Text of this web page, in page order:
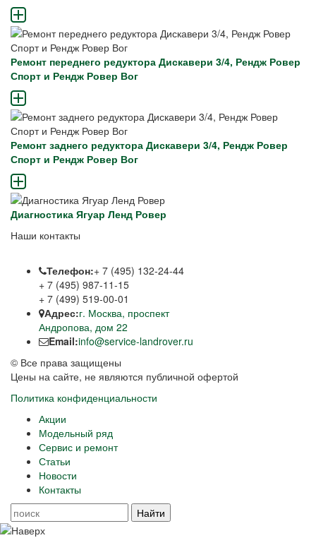
Ремонт переднего редуктора Дискавери 3/4, Рендж Ровер
Спорт и Рендж Ровер Вог
Ремонт заднего редуктора Дискавери 3/4, Рендж Ровер
Спорт и Рендж Ровер Вог
Диагностика Ягуар Ленд Ровер
Наши контакты
Телефон:+ 7 (495) 132-24-44
+ 7 (495) 987-11-15
+ 7 (499) 519-00-01
Адрес:г. Москва, проспект
Андропова, дом 22
Email:info@service-landrover.ru
© Все права защищены
Цены на сайте, не являются публичной офертой
Политика конфиденциальности
Акции
Модельный ряд
Сервис и ремонт
Статьи
Новости
Контакты